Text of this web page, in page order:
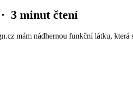
· 3 minut čtení
mám nádhernou funkční látku,